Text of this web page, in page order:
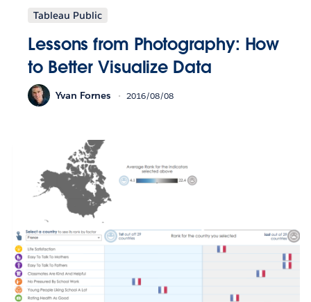
Tableau Public
Lessons from Photography: How
to Better Visualize Data
Yvan Fornes 2016/08/08